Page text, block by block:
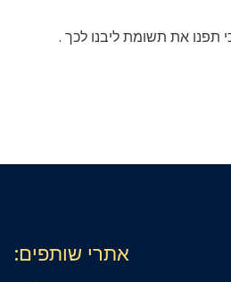
תפנו את תשומת ליבנו לכך .
אתרי שותפים: